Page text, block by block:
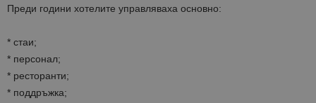
Преди години хотелите управляваха основно:
* стаи;
* персонал;
* ресторанти;
* поддръжка;